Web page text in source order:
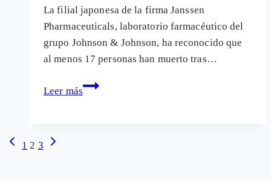
hígado
La filial japonesa de la firma Janssen
Pharmaceuticals, laboratorio farmacéutico del
grupo Johnson & Johnson, ha reconocido que
al menos 17 personas han muerto tras…
Leer más
Mueren
Navegación
Página
1 2 3
Siguiente